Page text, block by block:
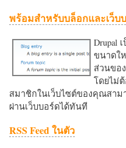
พร้อมสำหรับบล็อกและเว็บ
Drupal
ขนาดใ
ส่วนขอ
โดยไม่
สมาชิกในเว็บไซต์ของคุณสา
ผ่านเว็บบอร์ดได้ทันที
RSS Feed ในตัว